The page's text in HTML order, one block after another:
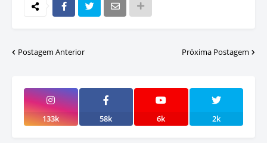
Postagem Anterior Próxima Postagem
133k 58k 6k 2k